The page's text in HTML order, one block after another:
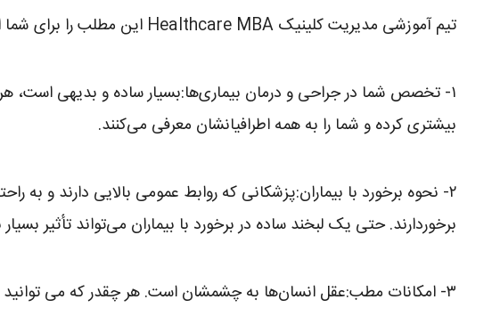
تیم آموزشی مدیریت کلینیک Healthcare MBA این مطلب را برای شما انتخاب کرده است
۱- تخصص شما در جراحی و درمان بیماری‌ها:بسیار ساده و بدیهی است،
بیشتری کرده و شما را به همه اطرافیانشان معرفی می‌کنند.
۲- نحوه برخورد با بیماران:پزشکانی که روابط عمومی بالایی دارند و به
برخوردارند. حتی یک لبخند ساده در برخورد با بیماران می‌تواند تأثیر
۳- امکانات مطب:عقل انسان‌ها به چشمشان است. هر چقدر که می توانید مطب زیبا‌تر و محیط آرام تری را برای بیماران فراهم آورید.